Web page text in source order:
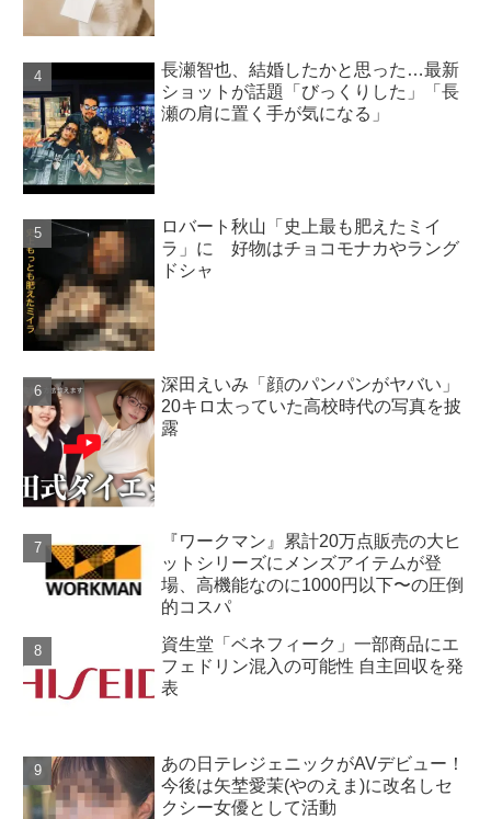
長瀬智也、結婚したかと思った…最新
ショットが話題「びっくりした」「長
瀬の肩に置く手が気になる」
ロバート秋山「史上最も肥えたミイ
ラ」に 好物はチョコモナカやラング
ドシャ
深田えいみ「顔のパンパンがヤバい」
20キロ太っていた高校時代の写真を披
露
『ワークマン』累計20万点販売の大ヒ
ットシリーズにメンズアイテムが登
場、高機能なのに1000円以下〜の圧倒
的コスパ
資生堂「ベネフィーク」一部商品にエ
フェドリン混入の可能性 自主回収を発
表
あの日テレジェニックがAVデビュー！
今後は矢埜愛茉(やのえま)に改名しセ
クシー女優として活動